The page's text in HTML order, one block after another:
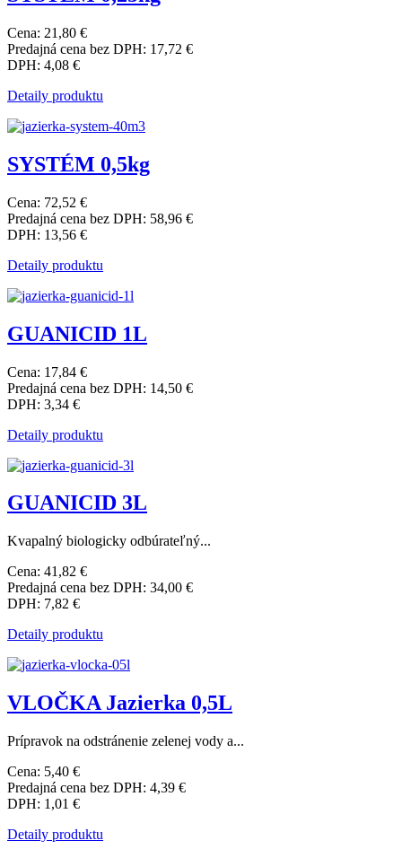
Cena: 21,80 €
Predajná cena bez DPH: 17,72 €
DPH: 4,08 €
Detaily produktu
SYSTÉM 0,5kg
Cena: 72,52 €
Predajná cena bez DPH: 58,96 €
DPH: 13,56 €
Detaily produktu
GUANICID 1L
Cena: 17,84 €
Predajná cena bez DPH: 14,50 €
DPH: 3,34 €
Detaily produktu
GUANICID 3L
Kvapalný biologicky odbúrateľný...
Cena: 41,82 €
Predajná cena bez DPH: 34,00 €
DPH: 7,82 €
Detaily produktu
VLOČKA Jazierka 0,5L
Prípravok na odstránenie zelenej vody a...
Cena: 5,40 €
Predajná cena bez DPH: 4,39 €
DPH: 1,01 €
Detaily produktu